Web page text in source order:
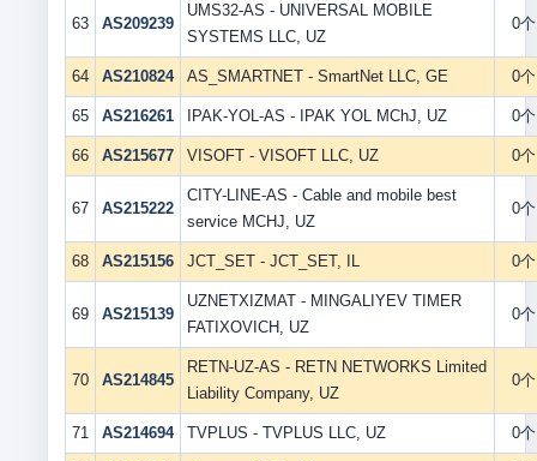
63 AS209239
UMS32-AS - UNIVERSAL MOBILE
SYSTEMS LLC, UZ
0个
64 AS210824 AS_SMARTNET - SmartNet LLC, GE 0个
65 AS216261 IPAK-YOL-AS - IPAK YOL MChJ, UZ 0个
66 AS215677 VISOFT - VISOFT LLC, UZ 0个
67 AS215222
CITY-LINE-AS - Cable and mobile best
service MCHJ, UZ
0个
68 AS215156 JCT_SET - JCT_SET, IL 0个
69 AS215139
UZNETXIZMAT - MINGALIYEV TIMER
FATIXOVICH, UZ
0个
70 AS214845
RETN-UZ-AS - RETN NETWORKS Limited
Liability Company, UZ
0个
71 AS214694 TVPLUS - TVPLUS LLC, UZ 0个